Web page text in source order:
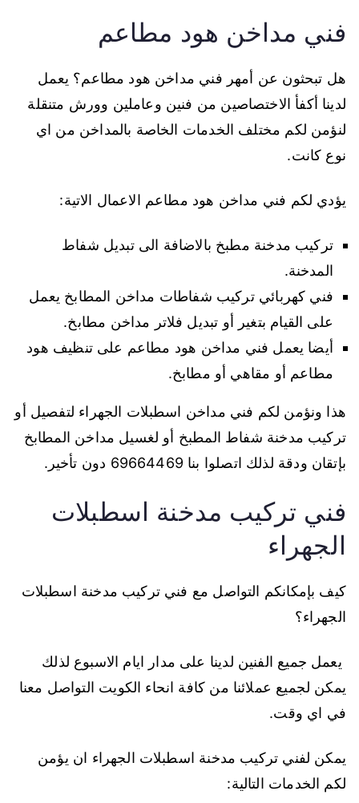
فني مداخن هود مطاعم
هل تبحثون عن أمهر فني مداخن هود مطاعم؟ يعمل
لدينا أكفأ الاختصاصين من فنين وعاملين وورش متنقلة
لنؤمن لكم مختلف الخدمات الخاصة بالمداخن من اي
نوع كانت.
يؤدي لكم فني مداخن هود مطاعم الاعمال الاتية:
تركيب مدخنة مطبخ بالاضافة الى تبديل شفاط
المدخنة.
فني كهربائي تركيب شفاطات مداخن المطابخ يعمل
على القيام بتغير أو تبديل فلاتر مداخن مطابخ.
أيضا يعمل فني مداخن هود مطاعم على تنظيف هود
مطاعم أو مقاهي أو مطابخ.
هذا ونؤمن لكم فني مداخن اسطبلات الجهراء لتفصيل أو
تركيب مدخنة شفاط المطبخ أو لغسيل مداخن المطابخ
بإتقان ودقة لذلك اتصلوا بنا 69664469 دون تأخير.
فني تركيب مدخنة اسطبلات
الجهراء
كيف بإمكانكم التواصل مع فني تركيب مدخنة اسطبلات
الجهراء؟
يعمل جميع الفنين لدينا على مدار ايام الاسبوع لذلك
يمكن لجميع عملائنا من كافة انحاء الكويت التواصل معنا
في اي وقت.
يمكن لفني تركيب مدخنة اسطبلات الجهراء ان يؤمن
لكم الخدمات التالية: